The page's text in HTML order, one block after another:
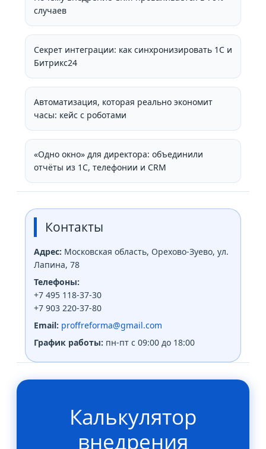
случаев
Секрет интеграции: как синхронизировать 1С и
Битрикс24
Автоматизация, которая реально экономит
часы: кейс с роботами
«Одно окно» для директора: объединили
отчёты из 1С, телефонии и CRM
Контакты
Адрес: Московская область, Орехово-Зуево, ул.
Лапина, 78
Телефоны:
+7 495 118-37-30
+7 903 220-37-80
Email: proffreforma@gmail.com
График работы: пн-пт с 09:00 до 18:00
Калькулятор
внедрения